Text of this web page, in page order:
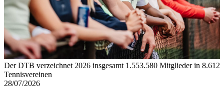
Der DTB verzeichnet 2026 insgesamt 1.553.580 Mitglieder in 8.612
Tennisvereinen
28/07/2026